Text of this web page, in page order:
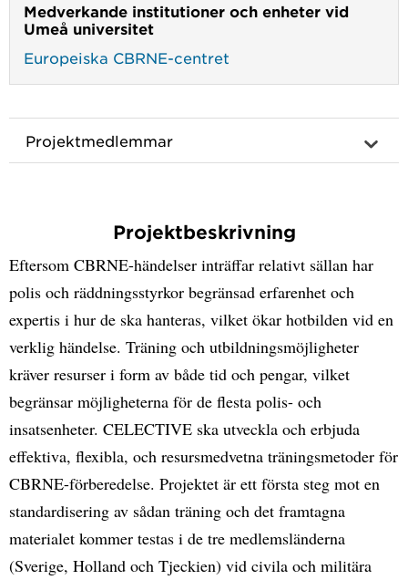
Medverkande institutioner och enheter vid
Umeå universitet
Europeiska CBRNE-centret
Projektmedlemmar
Projektbeskrivning
Eftersom CBRNE-händelser inträffar relativt sällan har
polis och räddningsstyrkor begränsad erfarenhet och
expertis i hur de ska hanteras, vilket ökar hotbilden vid en
verklig händelse. Träning och utbildningsmöjligheter
kräver resurser i form av både tid och pengar, vilket
begränsar möjligheterna för de flesta polis- och
insatsenheter. CELECTIVE ska utveckla och erbjuda
effektiva, flexibla, och resursmedvetna träningsmetoder för
CBRNE-förberedelse. Projektet är ett första steg mot en
standardisering av sådan träning och det framtagna
materialet kommer testas i de tre medlemsländerna
(Sverige, Holland och Tjeckien) vid civila och militära